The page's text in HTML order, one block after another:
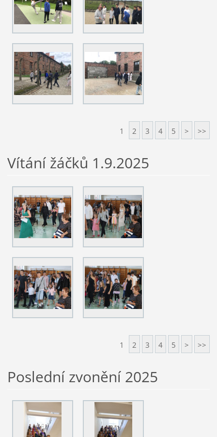
1 2 3 4 5 > >>
Vítání žáčků 1.9.2025
1 2 3 4 5 > >>
Poslední zvonění 2025